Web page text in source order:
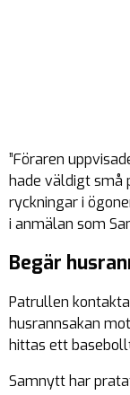
”Föraren
hade väldigt små
ryckningar i
i anmälan som
Begär
Patrullen
husrannsakan
hittas ett
Samnytt har